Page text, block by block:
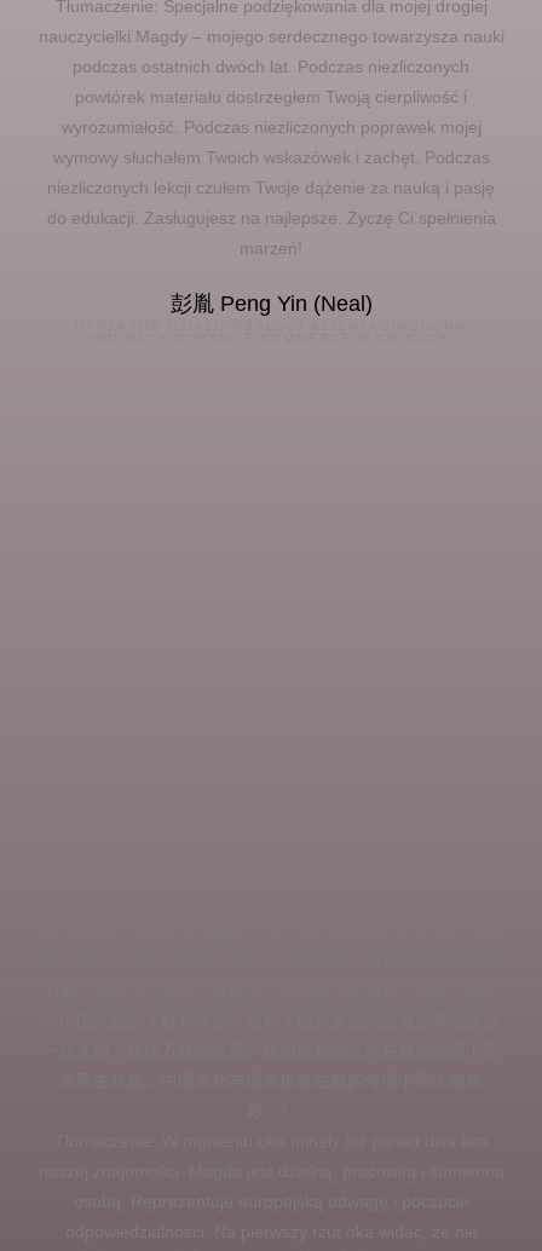
Tłumaczenie: Specjalne podziękowania dla mojej drogiej
nauczycielki Magdy – mojego serdecznego towarzysza nauki
podczas ostatnich dwóch lat. Podczas niezliczonych
powtórek materiału dostrzegłem Twoją cierpliwość i
wyrozumiałość. Podczas niezliczonych poprawek mojej
wymowy słuchałem Twoich wskazówek i zachęt. Podczas
niezliczonych lekcji czułem Twoje dążenie za nauką i pasję
do edukacji. Zasługujesz na najlepsze. Życzę Ci spełnienia
marzeń!
彭胤 Peng Yin (Neal)